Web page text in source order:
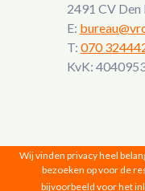
2491 CV Den
E:
T: 070
KvK:
Vrouwen van
Wij vinden privacy heel
bezoeken op voor de
bijvoorbeeld voor het